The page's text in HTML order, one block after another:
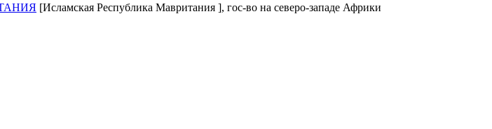
[Исламская Республика Мавритания ], гос-во на северо-западе Африки